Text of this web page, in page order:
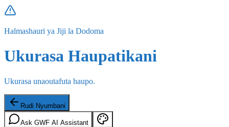
Halmashauri ya Jiji la Dodoma
Ukurasa Haupatikani
Ukurasa unaoutafuta haupo.
Rudi Nyumbani
Ask GWF AI Assistant